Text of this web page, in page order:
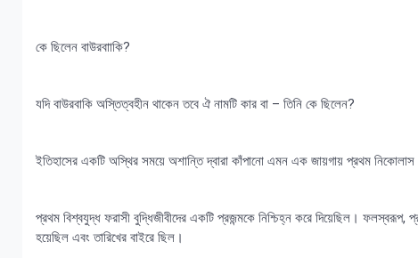
কে ছিলেন বাউরবাাকি?
যদি বাউরবাকি অস্তিত্বহীন থাকেন তবে ঐ নামটি কার বা – তিনি কে ছিলেন?
ইতিহাসের একটি অস্থির সময়ে অশান্তি দ্বারা কাঁপানো এমন এক জায়গায় প্রথম নিকোলাস
প্রথম বিশ্বযুদ্ধ ফরাসী বুদ্ধিজীবীদের একটি প্রজন্মকে নিশ্চিহ্ন করে দিয়েছিল।
হয়েছিল এবং তারিখের বাইরে ছিল।